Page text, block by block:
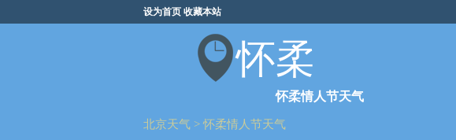
设为首页 收藏本站
怀柔
怀柔情人节天气
北京天气 > 怀柔情人节天气